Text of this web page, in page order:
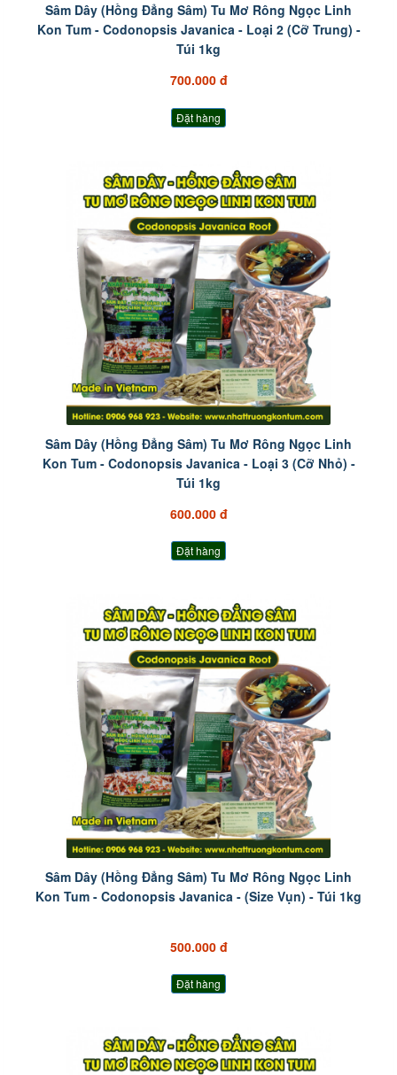
Sâm Dây (Hồng Đẳng Sâm) Tu Mơ Rông Ngọc Linh
Kon Tum - Codonopsis Javanica - Loại 2 (Cỡ Trung) -
Túi 1kg
700.000 đ
Đặt hàng
Sâm Dây (Hồng Đẳng Sâm) Tu Mơ Rông Ngọc Linh
Kon Tum - Codonopsis Javanica - Loại 3 (Cỡ Nhỏ) -
Túi 1kg
600.000 đ
Đặt hàng
Sâm Dây (Hồng Đẳng Sâm) Tu Mơ Rông Ngọc Linh
Kon Tum - Codonopsis Javanica - (Size Vụn) - Túi 1kg
500.000 đ
Đặt hàng